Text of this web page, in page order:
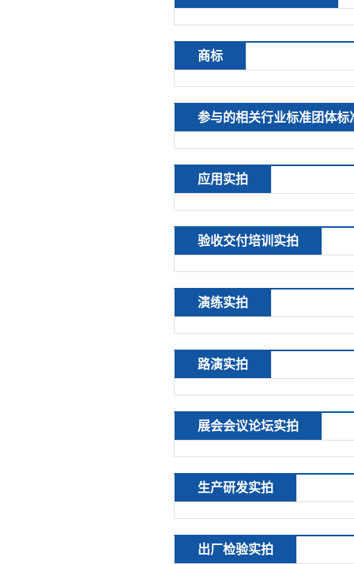
商标
参与的相关行业标准团体标
应用实拍
验收交付培训实拍
演练实拍
路演实拍
展会会议论坛实拍
生产研发实拍
出厂检验实拍